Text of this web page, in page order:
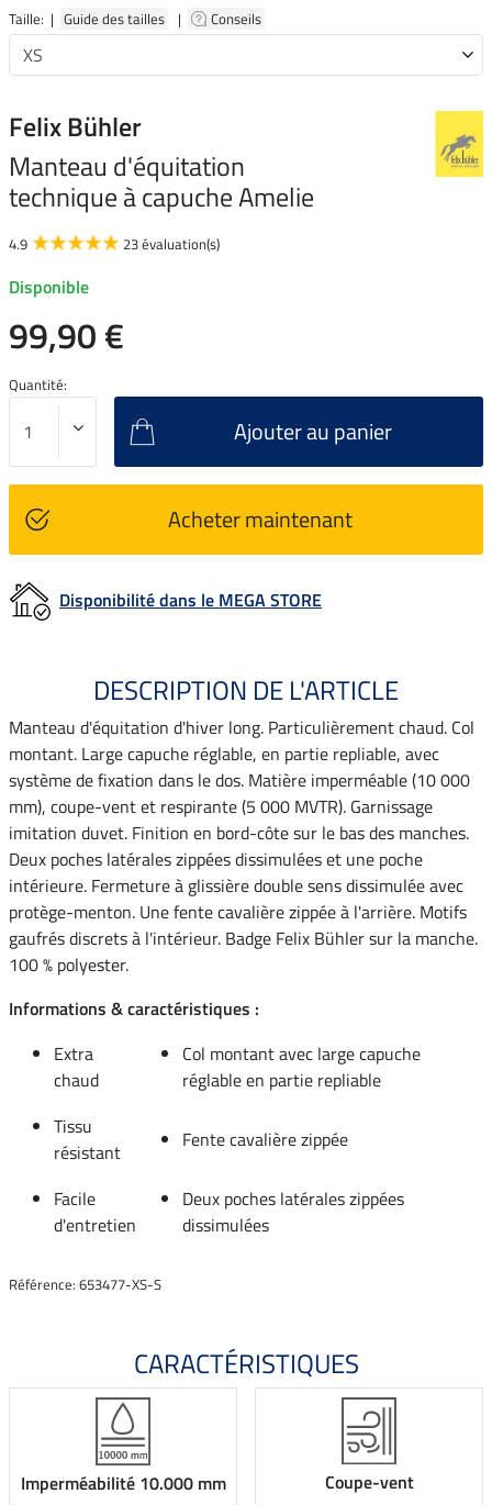
Taille: | Guide des tailles | Conseils
Felix Bühler
Manteau d'équitation
technique à capuche Amelie
4.9 23 évaluation(s)
Disponible
99,90 €
Quantité:
Ajouter au panier
Acheter maintenant
Disponibilité dans le MEGA STORE
DESCRIPTION DE L'ARTICLE
Manteau d'équitation d'hiver long. Particulièrement chaud. Col
montant. Large capuche réglable, en partie repliable, avec
système de fixation dans le dos. Matière imperméable (10 000
mm), coupe-vent et respirante (5 000 MVTR). Garnissage
imitation duvet. Finition en bord-côte sur le bas des manches.
Deux poches latérales zippées dissimulées et une poche
intérieure. Fermeture à glissière double sens dissimulée avec
protège-menton. Une fente cavalière zippée à l'arrière. Motifs
gaufrés discrets à l'intérieur. Badge Felix Bühler sur la manche.
100 % polyester.
Informations & caractéristiques :
Extra
chaud
Col montant avec large capuche
réglable en partie repliable
Tissu
résistant
Fente cavalière zippée
Facile
d'entretien
Deux poches latérales zippées
dissimulées
Référence: 653477-XS-S
CARACTÉRISTIQUES
Imperméabilité 10.000 mm Coupe-vent